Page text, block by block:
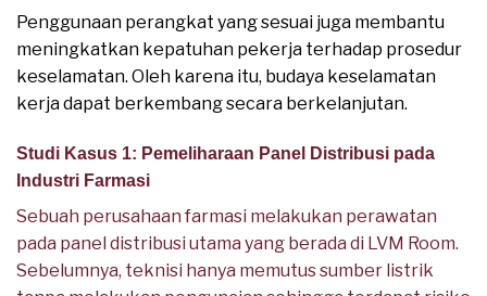
Penggunaan perangkat yang sesuai juga membantu
meningkatkan kepatuhan pekerja terhadap prosedur
keselamatan. Oleh karena itu, budaya keselamatan
kerja dapat berkembang secara berkelanjutan.
Studi Kasus 1: Pemeliharaan Panel Distribusi pada
Industri Farmasi
Sebuah perusahaan farmasi melakukan perawatan
pada panel distribusi utama yang berada di LVM Room.
Sebelumnya, teknisi hanya memutus sumber listrik